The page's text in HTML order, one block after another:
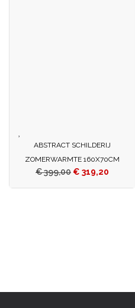
ABSTRACT SCHILDERIJ
ZOMERWARMTE 160X70CM
€399,00 € 319,20